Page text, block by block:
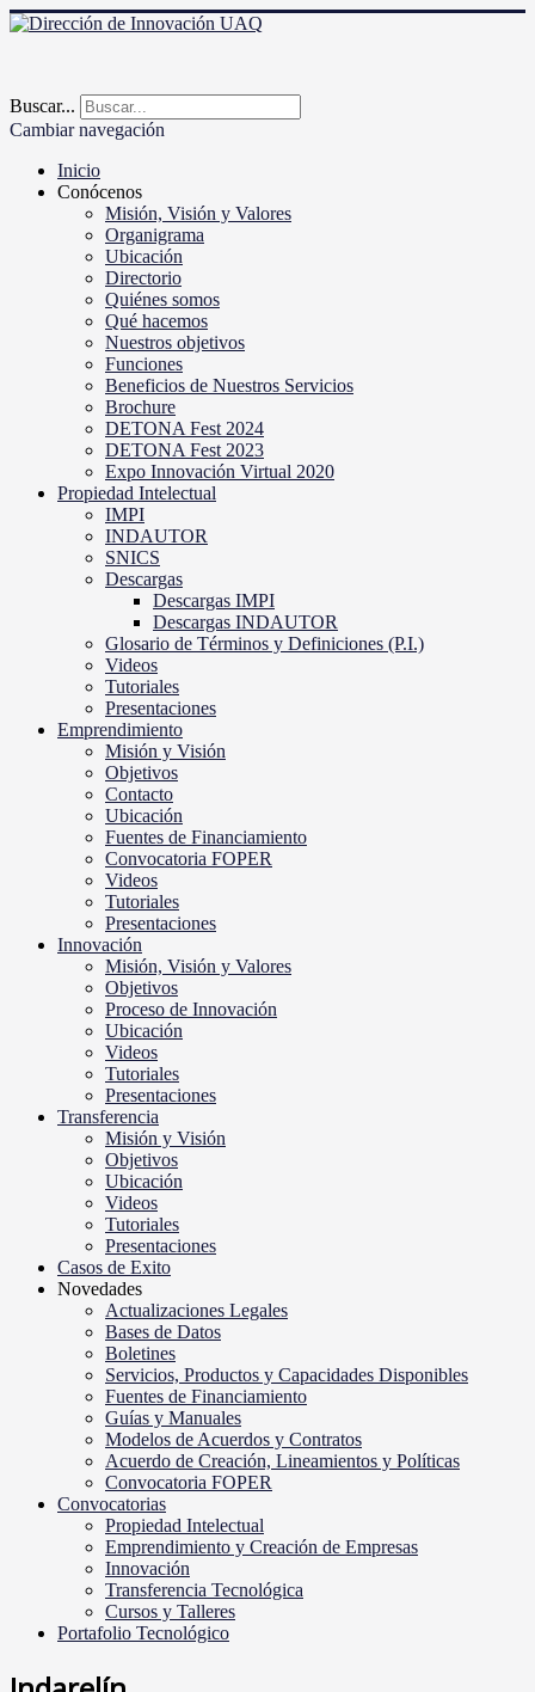
Buscar...
Cambiar navegación
Inicio
Conócenos
Misión, Visión y Valores
Organigrama
Ubicación
Directorio
Quiénes somos
Qué hacemos
Nuestros objetivos
Funciones
Beneficios de Nuestros Servicios
Brochure
DETONA Fest 2024
DETONA Fest 2023
Expo Innovación Virtual 2020
Propiedad Intelectual
IMPI
INDAUTOR
SNICS
Descargas
Descargas IMPI
Descargas INDAUTOR
Glosario de Términos y Definiciones (P.I.)
Videos
Tutoriales
Presentaciones
Emprendimiento
Misión y Visión
Objetivos
Contacto
Ubicación
Fuentes de Financiamiento
Convocatoria FOPER
Videos
Tutoriales
Presentaciones
Innovación
Misión, Visión y Valores
Objetivos
Proceso de Innovación
Ubicación
Videos
Tutoriales
Presentaciones
Transferencia
Misión y Visión
Objetivos
Ubicación
Videos
Tutoriales
Presentaciones
Casos de Exito
Novedades
Actualizaciones Legales
Bases de Datos
Boletines
Servicios, Productos y Capacidades Disponibles
Fuentes de Financiamiento
Guías y Manuales
Modelos de Acuerdos y Contratos
Acuerdo de Creación, Lineamientos y Políticas
Convocatoria FOPER
Convocatorias
Propiedad Intelectual
Emprendimiento y Creación de Empresas
Innovación
Transferencia Tecnológica
Cursos y Talleres
Portafolio Tecnológico